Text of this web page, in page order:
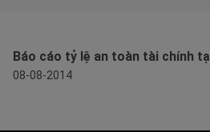
Báo cáo tỷ lệ an toàn tài chính
08-08-2014